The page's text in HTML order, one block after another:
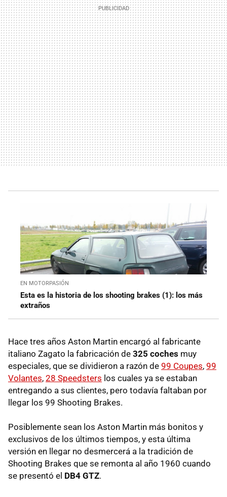
EN MOTORPASIÓN
Esta es la historia de los shooting brakes (1): los más
extraños
Hace tres años Aston Martin encargó al fabricante
italiano Zagato la fabricación de 325 coches muy
especiales, que se dividieron a razón de 99 Coupes, 99
Volantes, 28 Speedsters los cuales ya se estaban
entregando a sus clientes, pero todavía faltaban por
llegar los 99 Shooting Brakes.
Posiblemente sean los Aston Martin más bonitos y
exclusivos de los últimos tiempos, y esta última
versión en llegar no desmercerá a la tradición de
Shooting Brakes que se remonta al año 1960 cuando
se presentó el DB4 GTZ.